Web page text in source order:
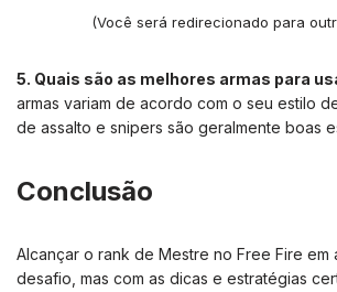
(Você será redirecionado para
5. Quais são as melhores armas para
armas variam de acordo com o seu estilo
de assalto e snipers são geralmente boas
Conclusão
Alcançar o rank de Mestre no Free Fire em
desafio, mas com as dicas e estratégias